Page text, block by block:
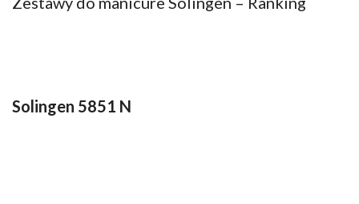
Solingen 5851 N